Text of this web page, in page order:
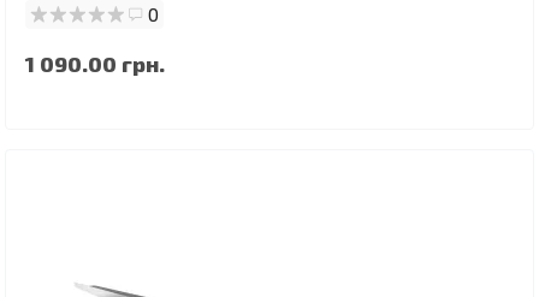
0
1 090.00 грн.